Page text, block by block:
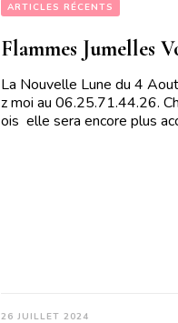
ARTICLES RÉCENTS
Flammes Jumelles
La Nouvelle Lune du 4
z moi au 06.25.71.44.26.
ois elle sera encore plus
26 JUILLET 2024